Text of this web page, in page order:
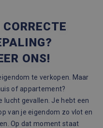
ONS!
te verkopen. Maar
of appartement?
lucht gevallen. Je hebt een
van je eigendom zo vlot en
Op dat moment staat